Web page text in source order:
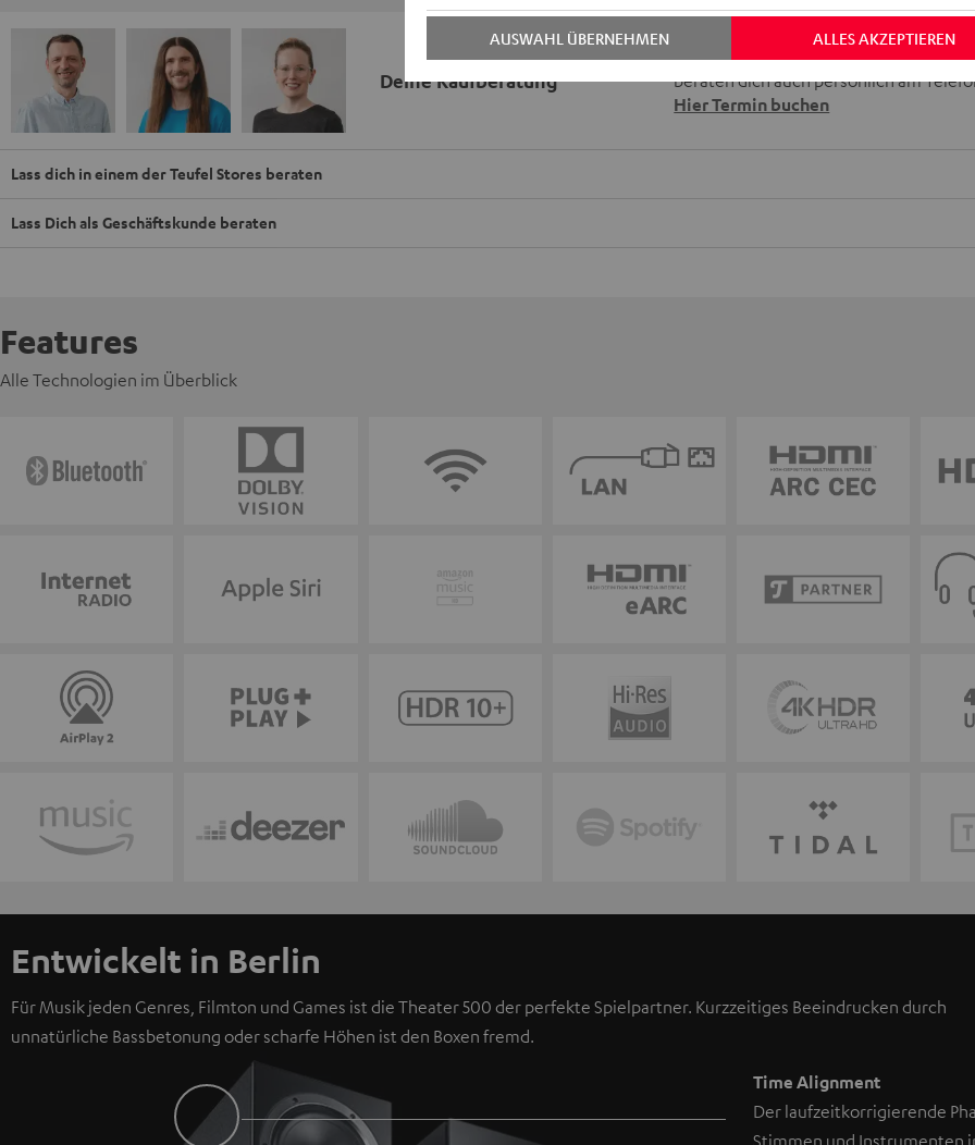
Deine Kaufberatung
Keinen Store in der Nähe? Kein
beraten dich auch persönlich am
Hier Termin buchen
Lass dich in einem der Teufel Stores beraten
Lass Dich als Geschäftskunde beraten
Features
Alle Technologien im Überblick
Entwickelt in Berlin
Für Musik jeden Genres, Filmton und Games ist die Theater 500 der perfekte Spielpartner. Kurzzeitiges Beeindrucken durch
unnatürliche Bassbetonung oder scharfe Höhen ist den Boxen fremd.
Time Alignment
Der laufzeitkorrigierende
Stimmen und Instrumenten
ALLES AKZEPTIEREN
AUSWAHL ÜBERNEHMEN